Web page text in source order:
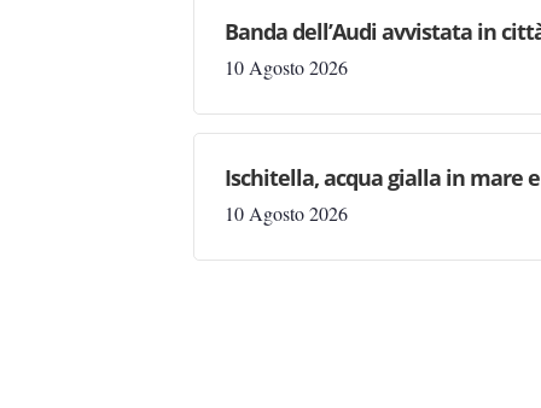
Banda dell’Audi avvistata in
10 Agosto 2026
Ischitella, acqua gialla in mare
10 Agosto 2026